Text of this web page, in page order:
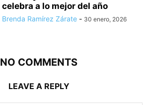
celebra a lo mejor del año
Brenda Ramírez Zárate - 30 enero, 2026
NO COMMENTS
LEAVE A REPLY